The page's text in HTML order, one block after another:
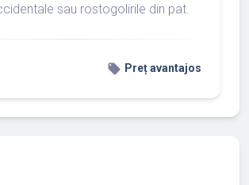
sau rostogolirile din pat.
local_offer Preț avantajos